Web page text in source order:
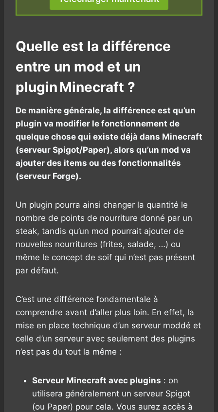
Quelle est la différence
entre un mod et un
plugin Minecraft ?
De manière générale, la différence est qu’un
plugin va modifier le fonctionnement de
quelque chose qui existe déjà dans Minecraft
(serveur Spigot/Paper), alors qu’un mod va
ajouter des items ou des fonctionnalités
(serveur Forge).
Un plugin pourra ainsi changer la quantité le
nombre de points de nourriture donné par un
steak, tandis qu’un mod pourrait ajouter de
nouvelles nourritures (frites, salade, …) ou
même le concept de soif qui n’est pas présent
par défaut.
C’est une différence fondamentale à
comprendre avant d’aller plus loin. En effet, la
mise en place technique d’un serveur moddé et
celle d’un serveur avec seulement des plugins
n’est pas du tout la même :
Serveur Minecraft avec plugins : on
utilisera généralement un serveur Spigot
(ou Paper) pour cela. Vous aurez accès à